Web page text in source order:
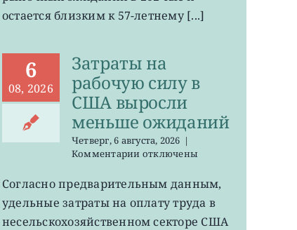
остается
на
остается близким к 57-летнему [...]
6
08, 2026
Затраты на
рабочую силу в
США выросли
меньше ожиданий
Четверг, 6 августа, 2026 |
Комментариик
Затраты
рабочую
силу
отключены
Согласно предварительным данным,
удельные затраты на оплату труда в
несельскохозяйственном секторе США